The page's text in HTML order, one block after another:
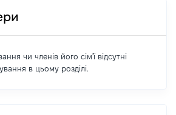
чи членів його сім'ї відсутні
в цьому розділі.